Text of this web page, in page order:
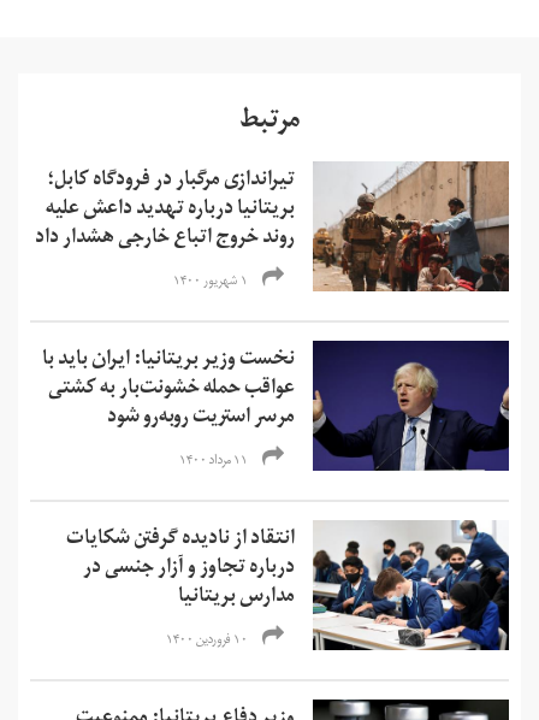
مرتبط
تیراندازی مرگبار در فرودگاه کابل؛
بریتانیا درباره تهدید داعش علیه
روند خروج اتباع خارجی هشدار داد
۱ شهریور ۱۴۰۰
نخست وزیر بریتانیا: ایران باید با
عواقب حمله خشونت‌بار به کشتی
مرسر استریت روبه‌رو شود
۱۱ مرداد ۱۴۰۰
انتقاد از نادیده گرفتن شکایات
درباره تجاوز و آزار جنسی در
مدارس بریتانیا
۱۰ فروردین ۱۴۰۰